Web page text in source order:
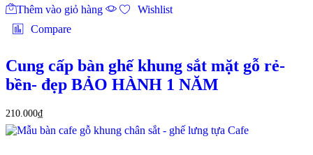
Thêm vào giỏ hàng
Wishlist
Compare
Cung cấp bàn ghế khung sắt mặt gỗ rẻ-
bền- đẹp BẢO HÀNH 1 NĂM
210.000₫